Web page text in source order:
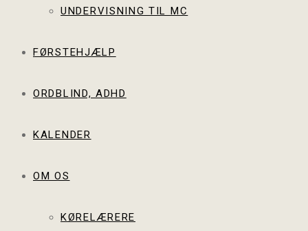
UNDERVISNING TIL MC
FØRSTEHJÆLP
ORDBLIND, ADHD
KALENDER
OM OS
KØRELÆRERE